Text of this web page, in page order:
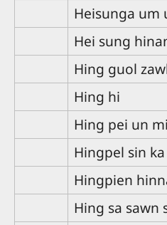
Heisunga um
Hei sung
Hing guol
Hing hi
Hing pei un
Hingpel sin
Hingpien
Hing sa sawn